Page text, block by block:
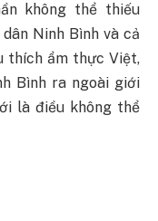
không thể thiếu
Ninh Bình và cả
thích ẩm thực Việt,
Bình ra ngoài giới
là điều không thể